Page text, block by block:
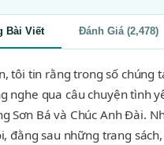
Bài Viết Đánh Giá (2,478)
tôi tin rằng trong số chúng
nghe qua câu chuyện tình
Sơn Bá và Chúc Anh Đài.
đằng sau những trang